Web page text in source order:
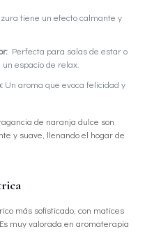
tiene un efecto calmante y
Perfecta para salas de estar o
espacio de relax.
Un aroma que evoca felicidad y
de naranja dulce son
y suave, llenando el hogar de
más sofisticado, con matices
muy valorada en aromaterapia